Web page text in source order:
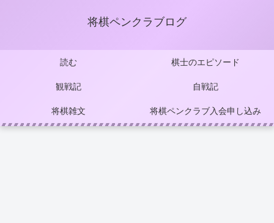
将棋ペンクラブログ
読む 棋士のエピソード
観戦記 自戦記
将棋雑文 将棋ペンクラブ入会申し込み